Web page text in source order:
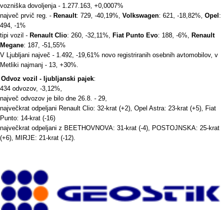
vozniška dovoljenja - 1.277.163, +0,0007%
največ prvič reg. - Renault: 729, -40,19%, Volkswagen: 621, -18,82%, Opel :
494, -1%
tipi vozil - Renault Clio: 260, -32,11%, Fiat Punto Evo: 188, -6%, Renault
Megane: 187, -51,55%
V Ljubljani največ - 1.492, -19,61% novo registriranih osebnih avtomobilov, v
Metliki najmanj - 13, +30%.
Odvoz vozil - ljubljanski pajek:
434 odvozov, -3,12%,
največ odvozov je bilo dne 26.8. - 29,
največkrat odpeljani Renault Clio: 32-krat (+2), Opel Astra: 23-krat (+5), Fiat
Punto: 14-krat (-16)
največkrat odpeljani z BEETHOVNOVA: 31-krat (-4), POSTOJNSKA: 25-krat
(+6), MIRJE: 21-krat (-12).